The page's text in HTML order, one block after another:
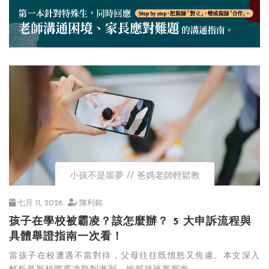
小孩不是噩夢 爸媽老師輕鬆教
七月 11, 2026 陳利銘
孩子在學校被霸凌？該怎麼辦？ 5 大申訴流程與
具體舉證指南一次看！
當孩子在校遭遇不當對待，父母往往既憤怒又焦慮。本文深入